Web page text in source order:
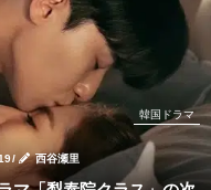
/ 西谷瀬里
韓国ドラマ